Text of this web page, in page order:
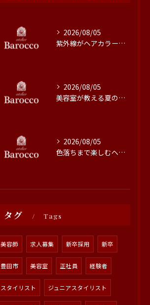
2026/08/05
紫外線がヘアカラーに与える影響と対策
2026/08/05
美容室が教える夏の最旬ヘアカラー技術
2026/08/05
色落ちまで楽しむヘアカラーの秘訣
タグ Tags
美容師 求人募集 新卒採用 新卒
豊田市 美容室 正社員 経験者
スタイリスト ジュニアスタイリスト